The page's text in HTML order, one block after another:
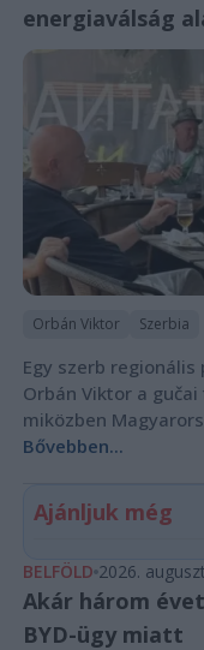
energiaválság
Orbán Viktor Szerbia
Egy szerb
Orbán Viktor a
miközben
Bővebben...
Ajánljuk még
BELFÖLD 2026.
Akár három
BYD-ügy miatt